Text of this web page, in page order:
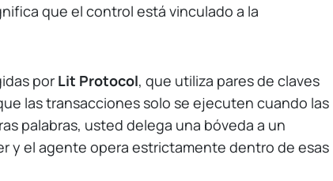
que el control está vinculado a la
por Lit Protocol, que utiliza pares de claves
las transacciones solo se ejecuten cuando las
palabras, usted delega una bóveda a un
y el agente opera estrictamente dentro de esas